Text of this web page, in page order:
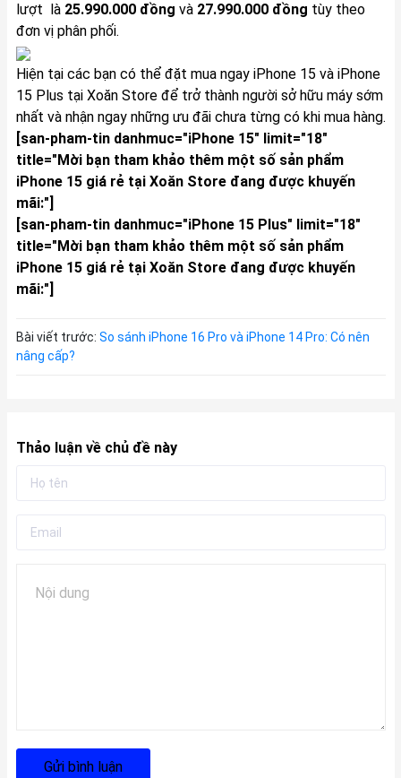
lượt là 25.990.000 đồng và 27.990.000 đồng tùy theo
đơn vị phân phối.
Hiện tại các bạn có thể đặt mua ngayiPhone 15 và iPhone
15 Plus tại Xoăn Store để trở thành người sở hữu máy sớm
nhất và nhận ngay những ưu đãi chưa từng có khi mua hàng.
[san-pham-tin danhmuc="iPhone 15" limit="18"
title="Mời bạn tham khảo thêm một số sản phẩm
iPhone 15 giá rẻ tại Xoăn Store đang được khuyến
mãi:"]
[san-pham-tin danhmuc="iPhone 15 Plus" limit="18"
title="Mời bạn tham khảo thêm một số sản phẩm
iPhone 15 giá rẻ tại Xoăn Store đang được khuyến
mãi:"]
Bài viết trước: So sánh iPhone 16 Pro và iPhone 14 Pro: Có nên
nâng cấp?
Thảo luận về chủ đề này
Gửi bình luận